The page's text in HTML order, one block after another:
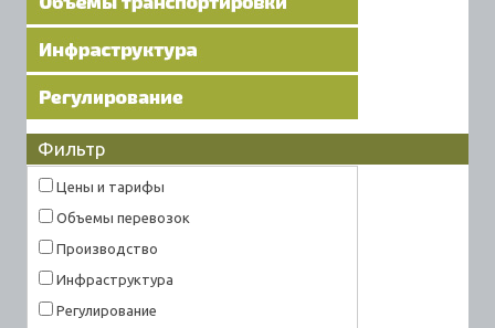
Фильтр
Цены и тарифы
Объемы перевозок
Производство
Инфраструктура
Регулирование